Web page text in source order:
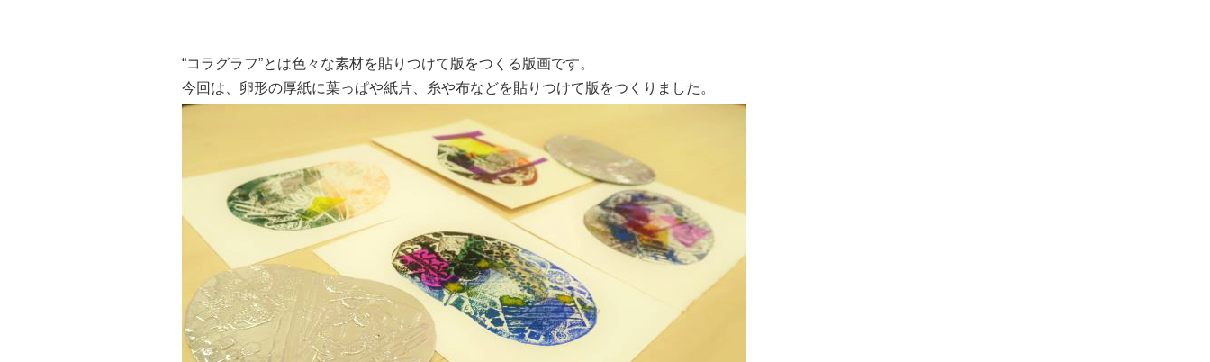
“コラグラフ”とは色々な素材を貼りつけて版をつくる版画です。
今回は、卵形の厚紙に葉っぱや紙片、糸や布などを貼りつけて版をつくりました。